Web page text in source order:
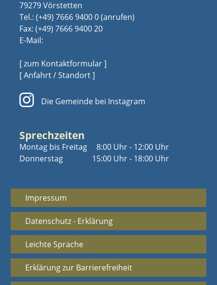
79279 Vörstetten
Tel.: (+49) 7666 9400 0
Fax: (+49) 7666 9400 20
E-Mail:
[ zum Kontaktformular ]
[ Anfahrt / Standort ]
Die Gemeinde bei Instagram
Sprechzeiten
Montag bis Freitag
Donnerstag
8:00 Uhr - 12:00 Uhr
15:00 Uhr - 18:00 Uhr
Impressum
Datenschutz - Erklärung
Leichte Sprache
Erklärung zur Barrierefreiheit